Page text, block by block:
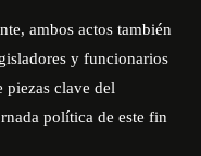
ambos actos también
y funcionarios
piezas clave del
política de este fin